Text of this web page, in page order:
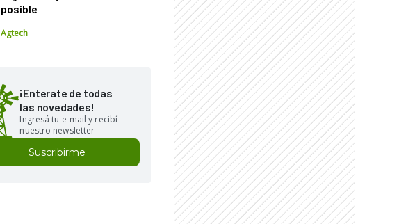
posible
Agtech
¡Enterate de todas
las novedades!
Ingresá tu e-mail y recibí
nuestro newsletter
Suscribirme